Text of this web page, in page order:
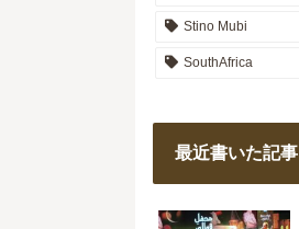
Stino Mubi
SouthAfrica
最近書いた記事